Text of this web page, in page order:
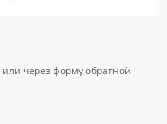
или через форму обратной